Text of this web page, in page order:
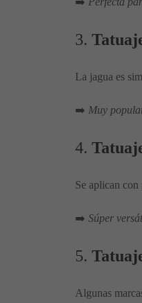
3.
La jagua es
➡️ Muy
4.
Se aplican
➡️ Súper
5.
Algunas